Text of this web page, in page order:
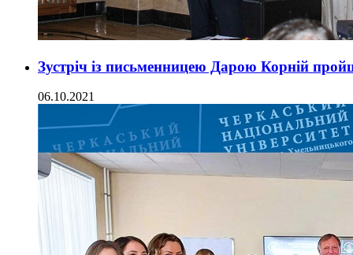
Зустріч із письменницею Дарою Корній
06.10.2021